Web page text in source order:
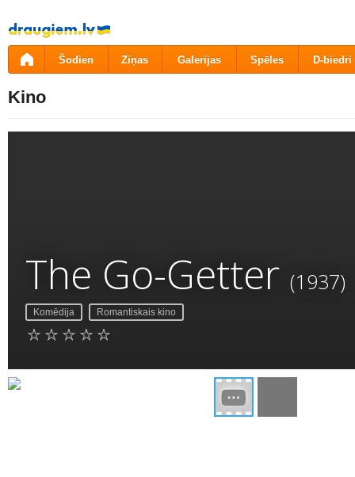
Pāriet
uz
saturu
Šodien Ziņas Galerijas Spēles D-biedri
Kino
The Go-Getter (1937)
Komēdija Romantiskais kino